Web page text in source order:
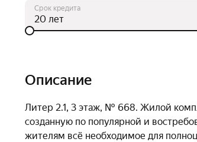
Срок кредита
лет
Описание
Литер 2.1, 3 этаж, № 668. Жилой
созданную по популярной и
жителям всё необходимое для